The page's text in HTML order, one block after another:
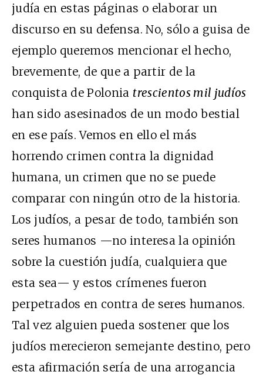
judía en estas páginas o elaborar un
discurso en su defensa. No, sólo a guisa de
ejemplo queremos mencionar el hecho,
brevemente, de que a partir de la
conquista de Polonia trescientos mil judíos
han sido asesinados de un modo bestial
en ese país. Vemos en ello el más
horrendo crimen contra la dignidad
humana, un crimen que no se puede
comparar con ningún otro de la historia.
Los judíos, a pesar de todo, también son
seres humanos —no interesa la opinión
sobre la cuestión judía, cualquiera que
esta sea— y estos crímenes fueron
perpetrados en contra de seres humanos.
Tal vez alguien pueda sostener que los
judíos merecieron semejante destino, pero
esta afirmación sería de una arrogancia